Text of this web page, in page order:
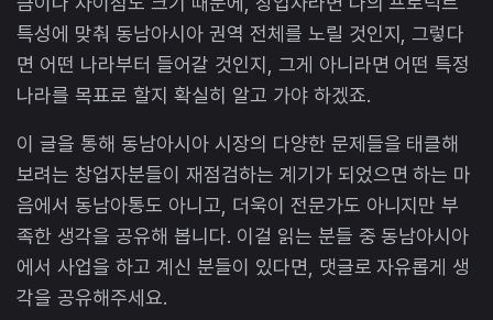
특성에 맞춰 동남아시아 권역 전체를 노릴 것인지, 그렇다
면 어떤 나라부터 들어갈 것인지, 그게 아니라면 어떤 특정
나라를 목표로 할지 확실히 알고 가야 하겠죠.
이 글을 통해 동남아시아 시장의 다양한 문제들을 태클해
보려는 창업자분들이 재점검하는 계기가 되었으면 하는 마
음에서 동남아통도 아니고, 더욱이 전문가도 아니지만 부
족한 생각을 공유해 봅니다. 이걸 읽는 분들 중 동남아시아
에서 사업을 하고 계신 분들이 있다면, 댓글로 자유롭게 생
각을 공유해주세요.